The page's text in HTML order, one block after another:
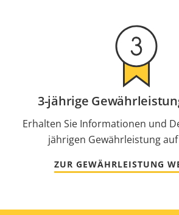
3-jährige
Erhalten Sie Informationen und
jährigen Gewährleistung
ZUR GEWÄHRLEISTUNG